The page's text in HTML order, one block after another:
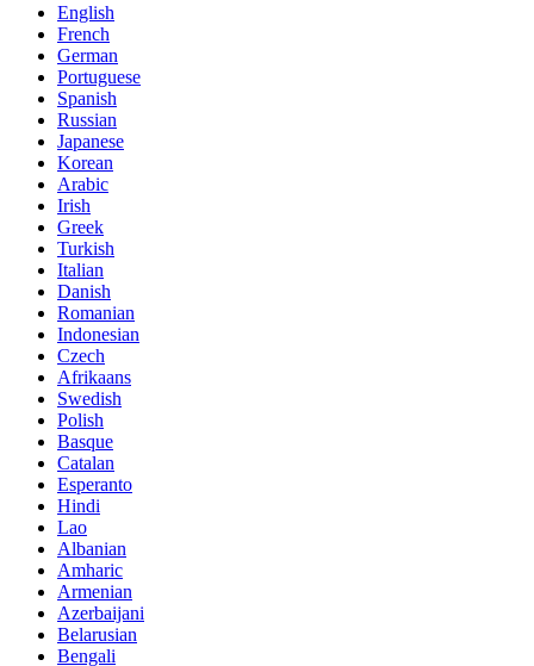
English
French
German
Portuguese
Spanish
Russian
Japanese
Korean
Arabic
Irish
Greek
Turkish
Italian
Danish
Romanian
Indonesian
Czech
Afrikaans
Swedish
Polish
Basque
Catalan
Esperanto
Hindi
Lao
Albanian
Amharic
Armenian
Azerbaijani
Belarusian
Bengali